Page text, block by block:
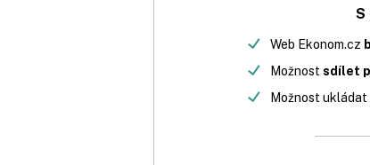
S
Web Ekonom.cz
Možnost sdílet
Možnost